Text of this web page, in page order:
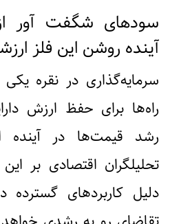
سودهای شگفت آور
آینده روشن این فلز
سرمایه‌گذاری در نقره یکی
راه‌ها برای حفظ ارزش
رشد قیمت‌ها در آینده
تحلیلگران اقتصادی بر
دلیل کاربردهای گسترده